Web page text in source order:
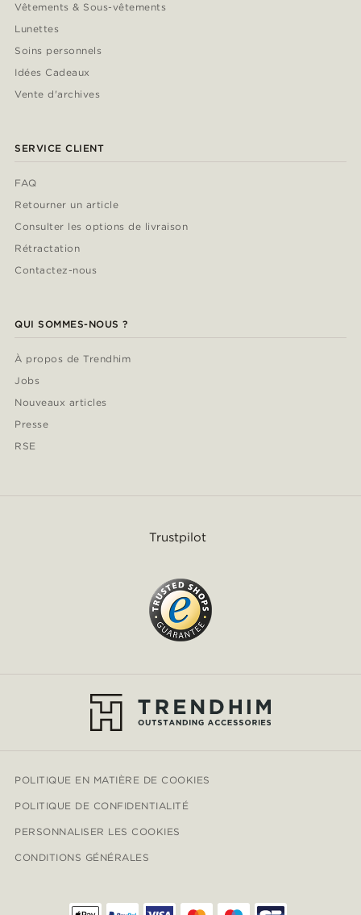
Vêtements & Sous-vêtements
Lunettes
Soins personnels
Idées Cadeaux
Vente d'archives
SERVICE CLIENT
FAQ
Retourner un article
Consulter les options de livraison
Rétractation
Contactez-nous
QUI SOMMES-NOUS ?
À propos de Trendhim
Jobs
Nouveaux articles
Presse
RSE
Trustpilot
POLITIQUE EN MATIÈRE DE COOKIES
POLITIQUE DE CONFIDENTIALITÉ
PERSONNALISER LES COOKIES
CONDITIONS GÉNÉRALES